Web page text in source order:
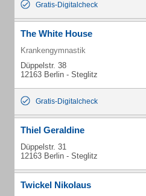
Gratis-Digitalcheck
The White House
Krankengymnastik
Düppelstr. 38
12163 Berlin - Steglitz
Gratis-Digitalcheck
Thiel Geraldine
Düppelstr. 31
12163 Berlin - Steglitz
Twickel Nikolaus